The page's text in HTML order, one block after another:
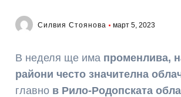
Силвия Стоянова март 5, 2023
В неделя ще има променлива,
райони често значителна
главно в Рило-Родопската